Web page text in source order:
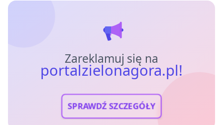
Zareklamuj się na
portalzielonagora.pl!
SPRAWDŹ SZCZEGÓŁY